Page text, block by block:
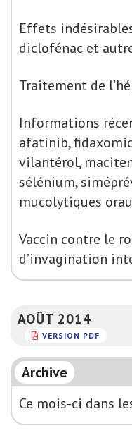
Effets
diclofénac et
Traitement de
Informations
afatinib,
vilantérol,
sélénium,
mucolytiques
Vaccin contre le
d’invagination
AOÛT 2014
VERSION PDF
Archive
Ce mois-ci dans